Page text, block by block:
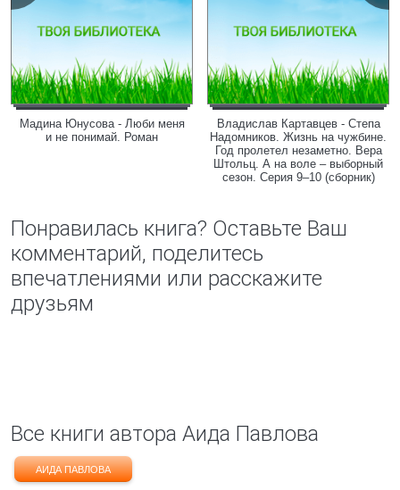
Мадина Юнусова - Люби меня
и не понимай. Роман
Владислав Картавцев - Степа
Надомников. Жизнь на чужбине.
Год пролетел незаметно. Вера
Штольц. А на воле – выборный
сезон. Серия 9–10 (сборник)
Понравилась книга? Оставьте Ваш
комментарий, поделитесь
впечатлениями или расскажите
друзьям
Все книги автора Аида Павлова
АИДА ПАВЛОВА